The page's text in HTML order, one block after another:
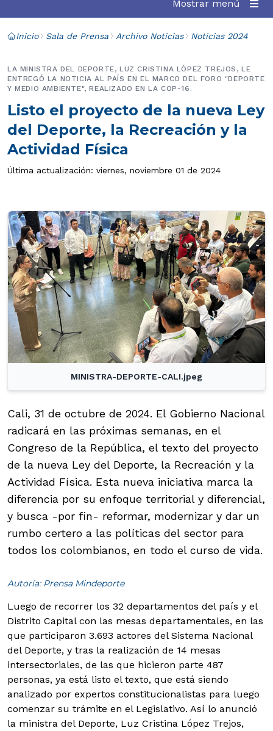
Mostrar menú
Inicio Sala de Prensa Archivo Noticias Noticias 2024
Listo el proyecto de la nueva Ley
del Deporte, la Recreación y la
Actividad Física
LA MINISTRA DEL DEPORTE, LUZ CRISTINA LÓPEZ TREJOS, LE
ENTREGÓ LA NOTICIA AL PAÍS EN EL MARCO DEL FORO "DEPORTE
Y MEDIO AMBIENTE", REALIZADO EN LA COP-16.
Última actualización: viernes, noviembre 01 de 2024
MINISTRA-DEPORTE-CALI.jpeg
Cali, 31 de octubre de 2024. El Gobierno Nacional
radicará en las próximas semanas, en el
Congreso de la República, el texto del proyecto
de la nueva Ley del Deporte, la Recreación y la
Actividad Física. Esta nueva iniciativa marca la
diferencia por su enfoque territorial y diferencial,
y busca -por fin- reformar, modernizar y dar un
rumbo certero a las políticas del sector para
todos los colombianos, en todo el curso de vida.
Autoría: Prensa Mindeporte
Luego de recorrer los 32 departamentos del país y el
Distrito Capital con las mesas departamentales, en las
que participaron 3.693 actores del Sistema Nacional
del Deporte, y tras la realización de 14 mesas
intersectoriales, de las que hicieron parte 487
personas, ya está listo el texto, que está siendo
analizado por expertos constitucionalistas para luego
comenzar su trámite en el Legislativo. Así lo anunció
la ministra del Deporte, Luz Cristina López Trejos,